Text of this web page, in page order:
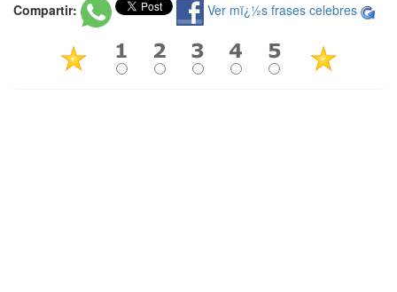
Compartir: Ver mï¿½s frases celebres